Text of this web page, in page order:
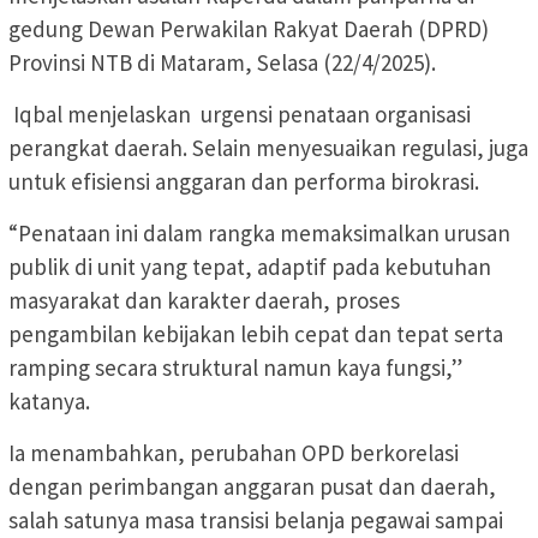
gedung Dewan Perwakilan Rakyat Daerah (DPRD)
Provinsi NTB di Mataram, Selasa (22/4/2025).
Iqbal menjelaskan urgensi penataan organisasi
perangkat daerah. Selain menyesuaikan regulasi, juga
untuk efisiensi anggaran dan performa birokrasi.
“Penataan ini dalam rangka memaksimalkan urusan
publik di unit yang tepat, adaptif pada kebutuhan
masyarakat dan karakter daerah, proses
pengambilan kebijakan lebih cepat dan tepat serta
ramping secara struktural namun kaya fungsi,”
katanya.
Ia menambahkan, perubahan OPD berkorelasi
dengan perimbangan anggaran pusat dan daerah,
salah satunya masa transisi belanja pegawai sampai